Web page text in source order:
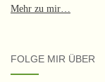
Mehr zu mir…
FOLGE MIR ÜBER